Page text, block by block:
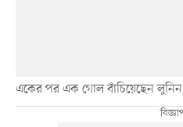
একের পর এক গোল বাঁচিয়েছেন লুনিন